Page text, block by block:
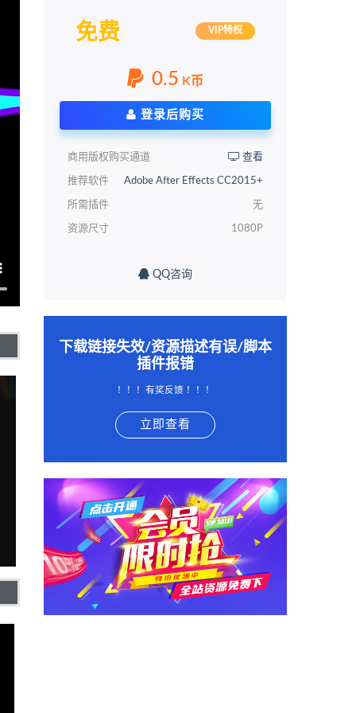
免费 VIP特权
0.5 K币
登录后购买
商用版权购买通道 查看
推荐软件 Adobe After Effects CC2015+
所需插件 无
资源尺寸 1080P
QQ咨询
下载链接失效/资源描述有误/脚本
插件报错
！！！有奖反馈 ！！！
立即查看